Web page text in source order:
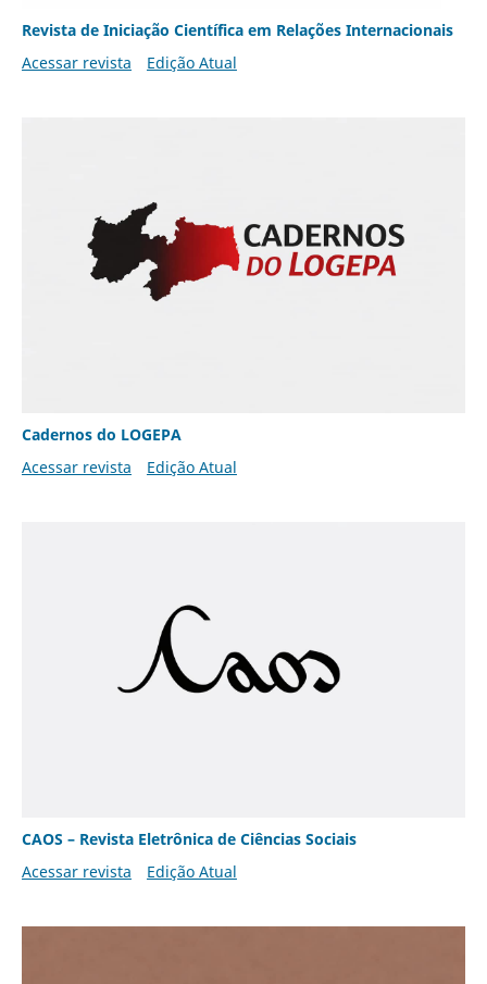
Revista de Iniciação Científica em Relações Internacionais
Acessar revista
Edição Atual
Cadernos do LOGEPA
Acessar revista
Edição Atual
CAOS – Revista Eletrônica de Ciências Sociais
Acessar revista
Edição Atual